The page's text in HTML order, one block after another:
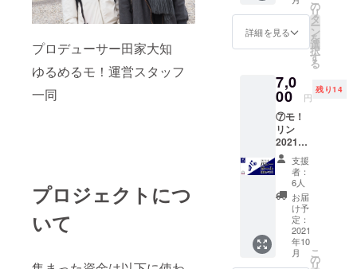
プロデューサー田家大知
ゆるめるモ！運営スタッフ
一同
プロジェクトにつ
いて
しかね
であら
かじめ
くださ
い。 --
申込時
のお願
い-- ※備
考欄に
クレ
ジット
で載せ
る名前
を入れ
てくだ
さい。
クレ
ジット
不要な
る名前
を入れ
クレ
ジット
不要な
方はお
手数で
すが
「クレ
ジット
不要」
と記載
くださ
い。記
載ない
場合
は、お
項・補
が一、
ツアー
止等、
内容に
変更が
あった
場合で
も本イ
ベント
は実施
致しま
す。ご
支援金
の払い
戻しは
致しか
場合で
も、ご
支援金
ねます
ので予
めご了
承くだ
さい。 -
-申込時
のお願
い-- ※備
考欄に
クレ
ジット
で載せ
る名前
を入れ
てくだ
チェキ -
-注意事
項・補
異な
る、7め
ジャ
ケッ
ト、け
ちょし
ふぉ
ジャ
ケット
です。
※集合
チェキ
はラン
ダムで
・推し
の囚人
データ
（MV冒
もので
す） ・
サビの
推しソ
ロ抽出
カット
・推し
が語る
副音声
入りMV
データ -
-注意事
項・補
足-- ※こ
のリ
詳細を見る
の
リ
タ
ー
ン
を
選
択
す
る
7,0
00 円
残り14
⑦モ！
リン
2021
コー
ス：バ
レー
ボール
大会
【観覧
プラ
ン】 ・
クラウ
支援
者：
6人
お届
け予
定：
2021
年10
月
こ
の
リ